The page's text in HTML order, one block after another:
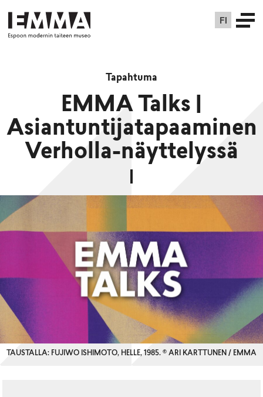
FI
Tapahtuma
EMMA Talks |
Asiantuntijatapaaminen
Verholla-näyttelyssä
TAUSTALLA: FUJIWO ISHIMOTO, HELLE, 1985. © ARI KARTTUNEN / EMMA